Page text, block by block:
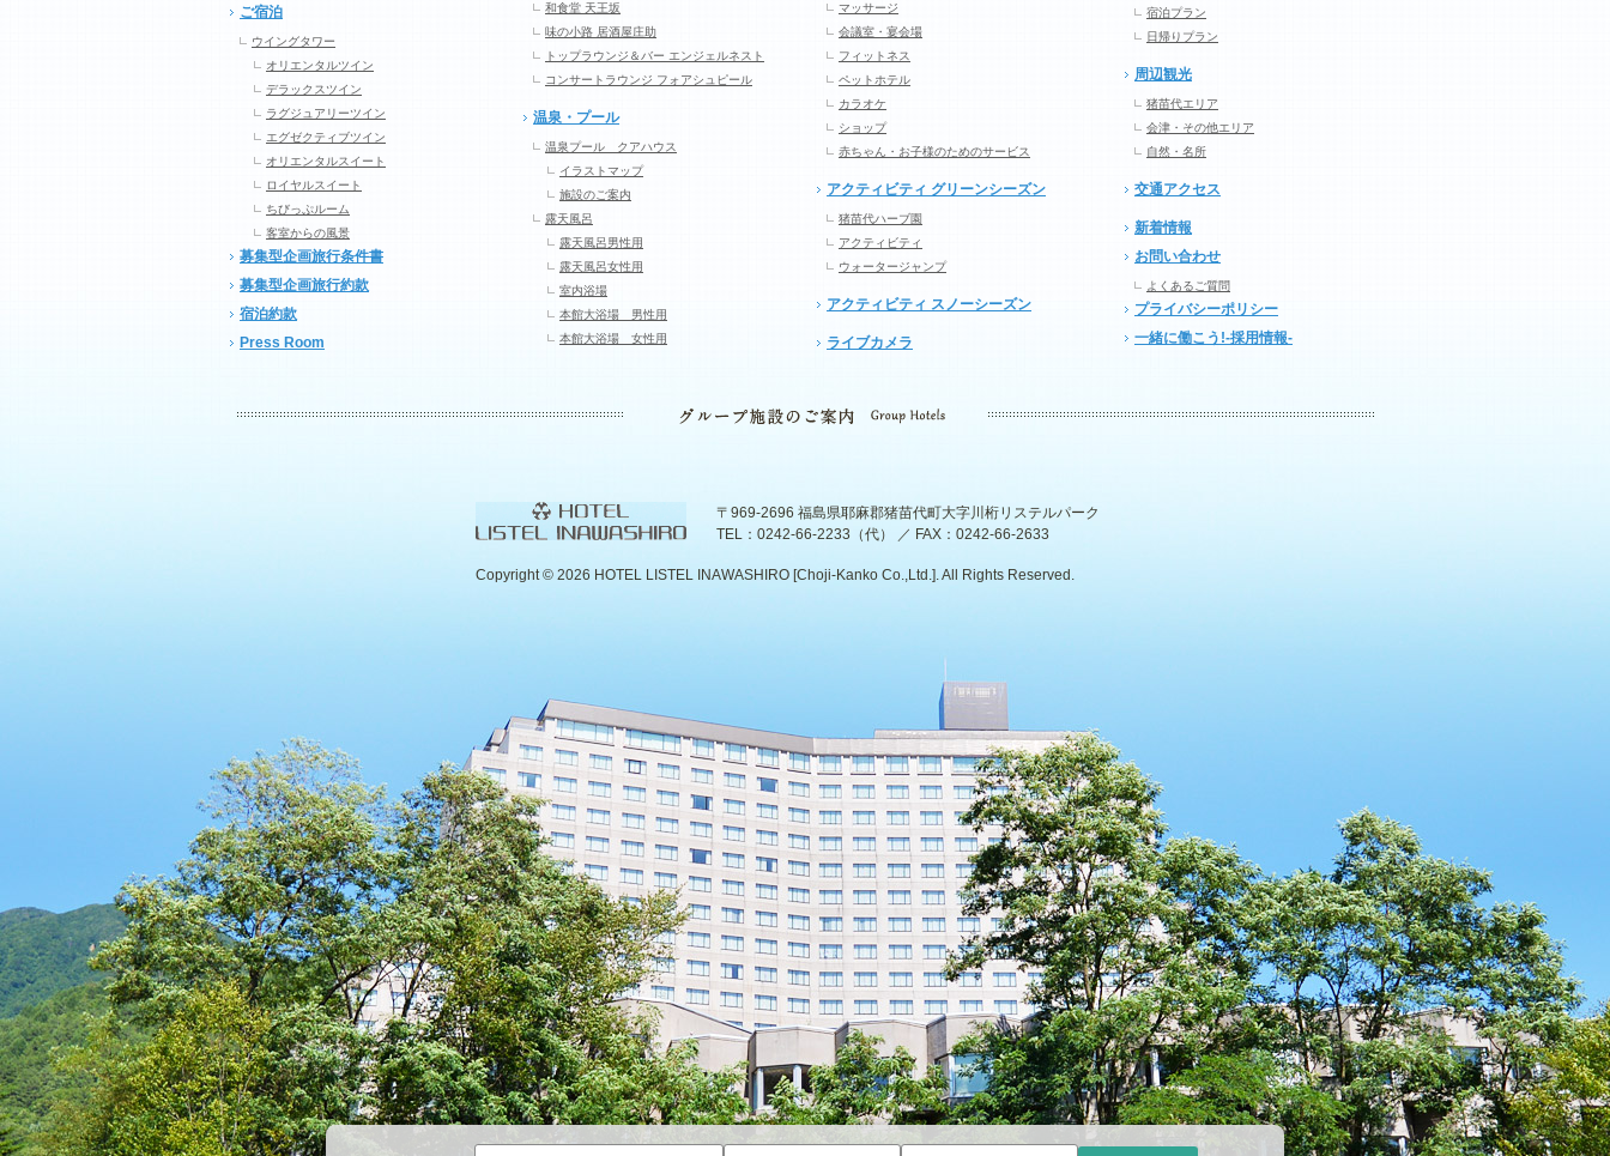
ご宿泊
ウイングタワー
オリエンタルツイン
デラックスツイン
ラグジュアリーツイン
エグゼクティブツイン
オリエンタルスイート
ロイヤルスイート
ちびっぷルーム
客室からの風景
募集型企画旅行条件書
募集型企画旅行約款
宿泊約款
Press Room
和食堂 天王坂
味の小路 居酒屋庄助
トップラウンジ＆バー エンジェルネスト
コンサートラウンジ フォアシュピール
温泉・プール
温泉プール クアハウス
イラストマップ
施設のご案内
露天風呂
露天風呂男性用
露天風呂女性用
室内浴場
本館大浴場 男性用
本館大浴場 女性用
マッサージ
会議室・宴会場
フィットネス
ペットホテル
カラオケ
ショップ
赤ちゃん・お子様のためのサービス
アクティビティ グリーンシーズン
猪苗代ハーブ園
アクティビティ
ウォータージャンプ
アクティビティ スノーシーズン
ライブカメラ
宿泊プラン
日帰りプラン
周辺観光
猪苗代エリア
会津・その他エリア
自然・名所
交通アクセス
新着情報
お問い合わせ
よくあるご質問
プライバシーポリシー
一緒に働こう!-採用情報-
〒969-2696 福島県耶麻郡猪苗代町大字川桁リステルパーク
TEL：0242-66-2233（代） ／ FAX：0242-66-2633
Copyright © 2026 HOTEL LISTEL INAWASHIRO [Choji-Kanko Co.,Ltd.]. All Rights Reserved.